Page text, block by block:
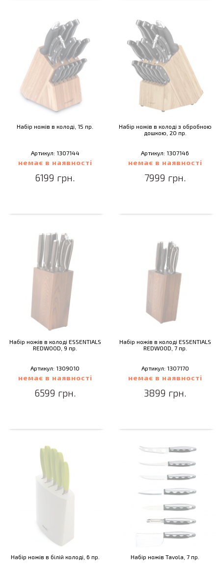
Набір ножів в колоді, 15 пр.
Артикул: 1307144
немає в наявності
6199 грн.
Набір ножів в колоді з обробною
дошкою, 20 пр.
Артикул: 1307146
немає в наявності
7999 грн.
Набір ножів в колоді ESSENTIALS
REDWOOD, 9 пр.
Артикул: 1309010
немає в наявності
6599 грн.
Набір ножів в колоді ESSENTIALS
REDWOOD, 7 пр.
Артикул: 1307170
немає в наявності
3899 грн.
Набір ножів в білій колоді, 6 пр. Набір ножів Tavola, 7 пр.